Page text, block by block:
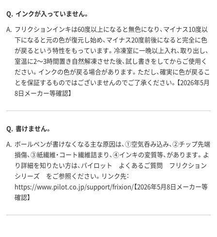
Q. インクが入っていません。
A. フリクションインキは60度以上になると無色になり、マイナス10度以
下になると元の色が復元し始め、マイナス20度前後になると完全に色
が戻るという特性をもっています。冷凍室に一晩以上入れ、取り出し、
室温に2～3時間置き自然解凍させた後、試し書きをしてからご使用く
ださい。インクの色が戻る場合があります。ただし、確実に色が戻るこ
とを保証するものではございませんのでご了承ください。【2026年5月
8日メーカー等確認】
Q. 書けません。
A. ボールペンが書けなくなる主な原因は、①空気呑み込み、②チップ先端
損傷、③紙繊維・コート繊維詰まり、④インキの変質等、があります。よ
り詳細を知りたい方は、パイロット よくあるご質問 フリクション
シリーズ をご参照ください。リンク先：
https://www.pilot.co.jp/support/frixion/【2026年5月8日メーカー等
確認】